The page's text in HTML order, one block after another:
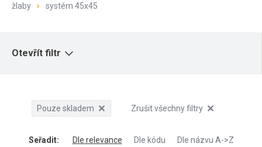
žlaby
systém 45x45
Otevřít filtr
Pouze skladem Zrušit všechny filtry
Seřadit: Dle relevance Dle kódu
Dle názvu A->Z